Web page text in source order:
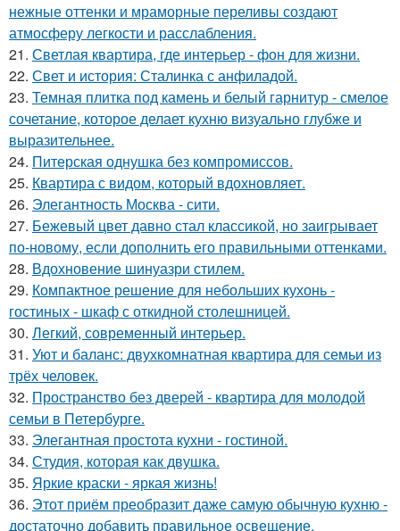
нежные оттенки и мраморные переливы создают
атмосферу легкости и расслабления.
21. Светлая квартира, где интерьер - фон для жизни.
22. Свет и история: Сталинка с анфиладой.
23. Темная плитка под камень и белый гарнитур - смелое
сочетание, которое делает кухню визуально глубже и
выразительнее.
24. Питерская однушка без компромиссов.
25. Квартира с видом, который вдохновляет.
26. Элегантность Москва - сити.
27. Бежевый цвет давно стал классикой, но заигрывает
по-новому, если дополнить его правильными оттенками.
28. Вдохновение шинуазри стилем.
29. Компактное решение для небольших кухонь -
гостиных - шкаф с откидной столешницей.
30. Легкий, современный интерьер.
31. Уют и баланс: двухкомнатная квартира для семьи из
трёх человек.
32. Пространство без дверей - квартира для молодой
семьи в Петербурге.
33. Элегантная простота кухни - гостиной.
34. Студия, которая как двушка.
35. Яркие краски - яркая жизнь!
36. Этот приём преобразит даже самую обычную кухню -
достаточно добавить правильное освещение.